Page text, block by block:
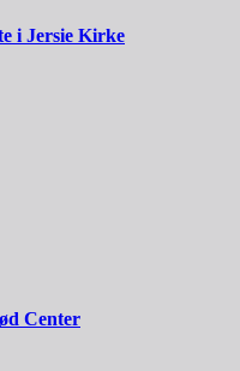
i Jersie Kirke
Center